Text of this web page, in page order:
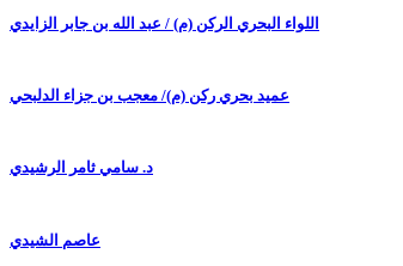
اللواء البحري الركن (م) / عبد الله بن جابر الزايدي
عميد بحري ركن (م)/ معجب بن جزاء الدلبحي
د. سامي ثامر الرشيدي
عاصم الشيدي